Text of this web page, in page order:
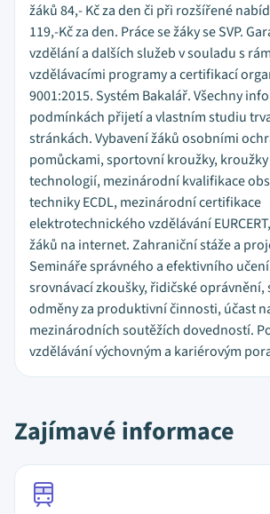
žáků 84,- Kč za den či při rozšířené
119,-Kč za den. Práce se žáky se SVP.
vzdělání a dalších služeb v souladu s
vzdělávacími programy a certifikací
9001:2015. Systém Bakalář. Všechny
podmínkách přijetí a vlastním studiu
stránkách. Vybavení žáků osobními
pomůckami, sportovní kroužky,
technologií, mezinárodní kvalifikace
techniky ECDL, mezinárodní certifikace
elektrotechnického vzdělávání
žáků na internet. Zahraniční stáže a
Semináře správného a efektivního
srovnávací zkoušky, řidičské oprávnění,
odměny za produktivní činnosti, účast
mezinárodních soutěžích dovedností.
vzdělávání výchovným a kariérovým
Zajímavé informace